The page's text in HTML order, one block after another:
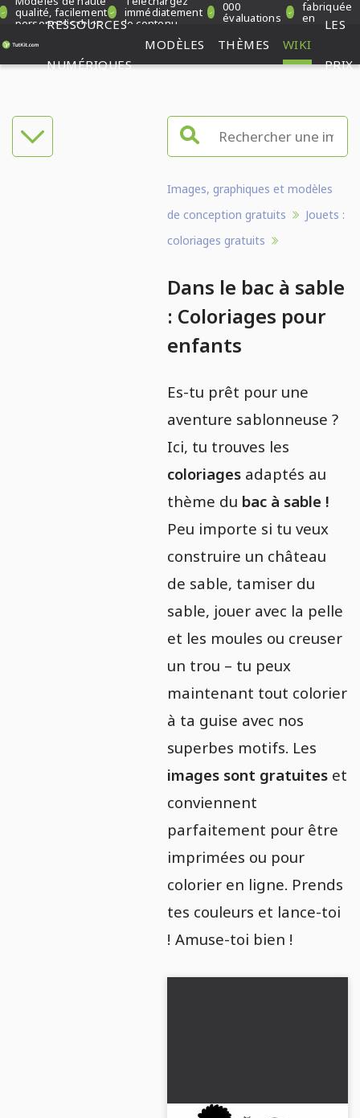
qualité, facilement
personnalisables
immédiatement
le contenu
000
évaluations
fabriquée
en
Allemagne
RESSOURCES
NUMÉRIQUES
MODÈLES THÈMES WIKI
LES
PRIX
Images, graphiques et modèles
de conception gratuits
Jouets :
coloriages gratuits
Dans le bac à sable
: Coloriages pour
enfants
Es-tu prêt pour une
aventure sablonneuse ?
Ici, tu trouves les
coloriagesadaptés au
thème du bac à sable !
Peu importe si tu veux
construire un château
de sable, tamiser du
sable, jouer avec la pelle
et les moules ou creuser
un trou – tu peux
maintenant tout colorier
à ta guise avec nos
superbes motifs. Les
images sont gratuiteset
conviennent
parfaitement pour être
imprimées ou pour
colorier en ligne. Prends
tes couleurs et lance-toi
! Amuse-toi bien !